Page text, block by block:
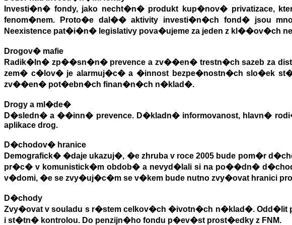
Investi�n� fondy, jako necht�n� produkt kup�nov�
fenom�nem. Proto�e dal�� aktivity investi�n�ch fond� jsou
Neexistence pat�i�n� legislativy pova�ujeme za jeden z kl��ov�ch
Drogov� mafie
Radik�ln� zp��sn�n� prevence a zv��en� trestn�ch sazeb za
zem� c�lov� je alarmuj�c� a �innost bezpe�nostn�ch slo�ek
zv��en� pot�ebn�ch finan�n�ch n�klad�.
Drogy a ml�de�
D�sledn� a ��inn� prevence. D�kladn� informovanost, hlavn�
aplikace drog.
D�chodov� hranice
Demografick� �daje ukazuj�, �e zhruba v roce 2005 bude pom�r
pr�c� v komunistick�m obdob� a nevyd�lali si na po��dn�
v�domi, �e se zvy�uj�c�m se v�kem bude nutno zvy�ovat hranici
D�chody
Zvy�ovat v souladu s r�stem celkov�ch �ivotn�ch n�klad�.
i st�tn� kontrolou. Do penzijn�ho fondu p�ev�st prost�edky z FNM.